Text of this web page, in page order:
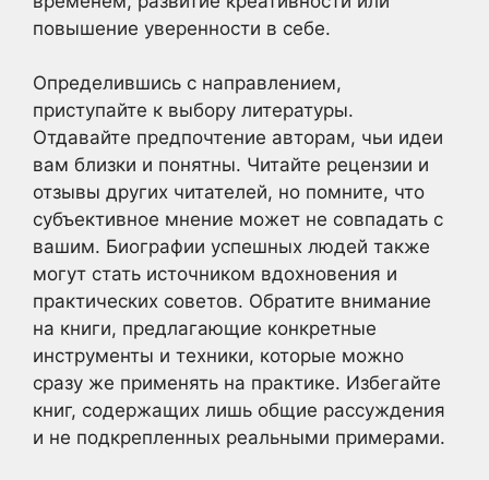
повышение уверенности в себе.
Определившись с направлением,
приступайте к выбору литературы.
Отдавайте предпочтение авторам, чьи идеи
вам близки и понятны. Читайте рецензии и
отзывы других читателей, но помните, что
субъективное мнение может не совпадать с
вашим. Биографии успешных людей также
могут стать источником вдохновения и
практических советов. Обратите внимание
на книги, предлагающие конкретные
инструменты и техники, которые можно
сразу же применять на практике. Избегайте
книг, содержащих лишь общие рассуждения
и не подкрепленных реальными примерами.